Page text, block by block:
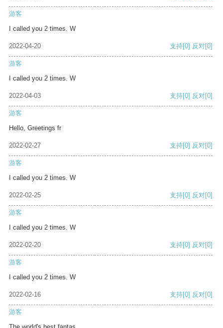
游客
I called you 2 times. W
2022-04-20 支持[0] 反对[0]
游客
I called you 2 times. W
2022-04-03 支持[0] 反对[0]
游客
Hello, Greetings fr
2022-02-27 支持[0] 反对[0]
游客
I called you 2 times. W
2022-02-25 支持[0] 反对[0]
游客
I called you 2 times. W
2022-02-20 支持[0] 反对[0]
游客
I called you 2 times. W
2022-02-16 支持[0] 反对[0]
游客